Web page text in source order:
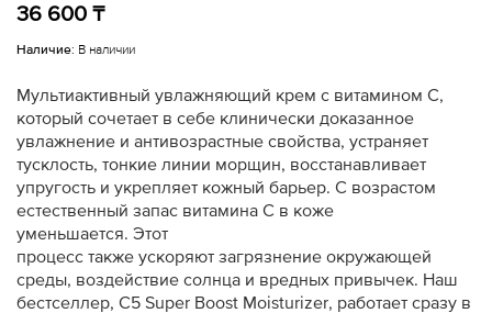
36 600 ₸
Наличие: В наличии
Мультиактивный увлажняющий крем с витамином С,
который сочетает в себе клинически доказанное
увлажнение и антивозрастные свойства, устраняет
тусклость, тонкие линии морщин, восстанавливает
упругость и укрепляет кожный барьер. С возрастом
естественный запас витамина С в коже
уменьшается. Этот
процесс также ускоряют загрязнение окружающей
среды, воздействие солнца и вредных привычек. Наш
бестселлер, C5 Super Boost Moisturizer, работает сразу в